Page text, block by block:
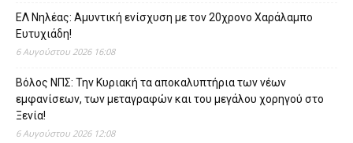
ΕΛ Νηλέας: Αμυντική ενίσχυση με τον 20χρονο Χαράλαμπο
Ευτυχιάδη!
6 Αυγούστου 2026 16:08
Βόλος ΝΠΣ: Την Κυριακή τα αποκαλυπτήρια των νέων
εμφανίσεων, των μεταγραφών και του μεγάλου χορηγού στο
Ξενία!
6 Αυγούστου 2026 12:08